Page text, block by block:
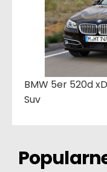
BMW 5er 520d
Suv